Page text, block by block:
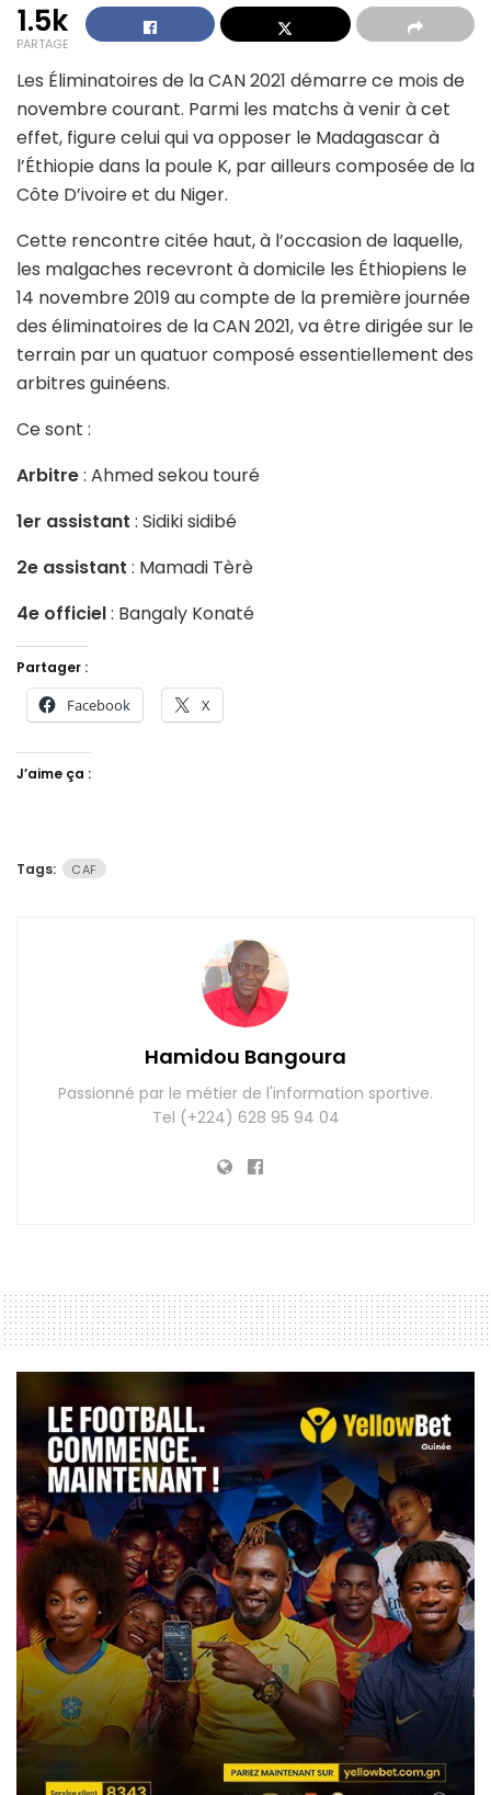
1.5k
PARTAGE
Les Éliminatoires de la CAN 2021 démarre ce mois de
novembre courant. Parmi les matchs à venir à cet
effet, figure celui qui va opposer le Madagascar à
l’Éthiopie dans la poule K, par ailleurs composée de la
Côte D’ivoire et du Niger.
Cette rencontre citée haut, à l’occasion de laquelle,
les malgaches recevront à domicile les Éthiopiens le
14 novembre 2019 au compte de la première journée
des éliminatoires de la CAN 2021, va être dirigée sur le
terrain par un quatuor composé essentiellement des
arbitres guinéens.
Ce sont :
Arbitre: Ahmed sekou touré
1er assistant : Sidiki sidibé
2e assistant : Mamadi Tèrè
4e officiel: Bangaly Konaté
Partager :
Facebook X
J’aime ça :
Tags: CAF
Hamidou Bangoura
Passionné par le métier de l'information sportive.
Tel (+224) 628 95 94 04